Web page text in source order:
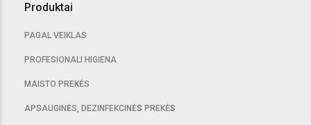
Produktai
PAGAL VEIKLAS
PROFESIONALI HIGIENA
MAISTO PREKĖS
APSAUGINĖS, DEZINFEKCINĖS PREKĖS